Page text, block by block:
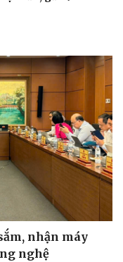
nhận máy
nghệ